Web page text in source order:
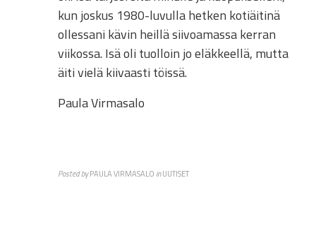
kun joskus 1980-luvulla hetken kotiäitinä
ollessani kävin heillä siivoamassa kerran
viikossa. Isä oli tuolloin jo eläkkeellä, mutta
äiti vielä kiivaasti töissä.
Paula Virmasalo
Posted byPAULA VIRMASALO inUUTISET